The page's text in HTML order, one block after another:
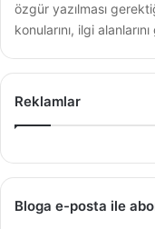
özgür yazılması
konularını, ilgi
Reklamlar
Bloga e-posta ile